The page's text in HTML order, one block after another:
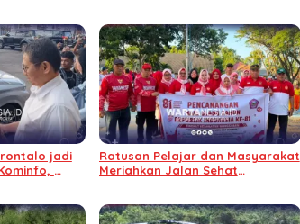
jadi
Ratusan Pelajar dan Masyarakat
Meriahkan Jalan Sehat